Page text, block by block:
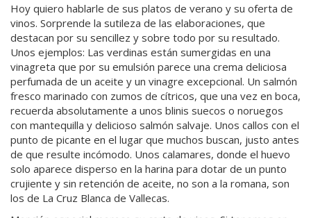
Hoy quiero hablarle de sus platos de verano y su oferta de
vinos. Sorprende la sutileza de las elaboraciones, que
destacan por su sencillez y sobre todo por su resultado.
Unos ejemplos: Las verdinas están sumergidas en una
vinagreta que por su emulsión parece una crema deliciosa
perfumada de un aceite y un vinagre excepcional. Un salmón
fresco marinado con zumos de cítricos, que una vez en boca,
recuerda absolutamente a unos blinis suecos o noruegos
con mantequilla y delicioso salmón salvaje. Unos callos con el
punto de picante en el lugar que muchos buscan, justo antes
de que resulte incómodo. Unos calamares, donde el huevo
solo aparece disperso en la harina para dotar de un punto
crujiente y sin retención de aceite, no son a la romana, son
los de La Cruz Blanca de Vallecas.